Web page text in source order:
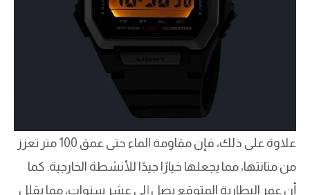
علاوة على ذلك، فإن مقاومة الماء حتى عمق 100 متر تعزز
من متانتها، مما يجعلها خيارًا جيدًا للأنشطة الخارجية. كما
أن عمر البطارية المتوقع يصل إلى عشر سنوات، مما يقلل